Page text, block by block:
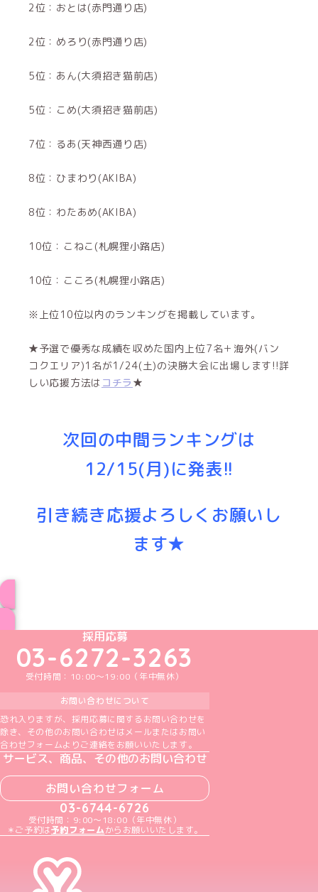
2位：おとは(赤門通り店)
2位：めろり(赤門通り店)
5位：あん(大須招き猫前店)
5位：こめ(大須招き猫前店)
7位：るあ(天神西通り店)
8位：ひまわり(AKIBA)
8位：わたあめ(AKIBA)
10位：こねこ(札幌狸小路店)
10位：こころ(札幌狸小路店)
※上位10位以内のランキングを掲載しています。
★予選で優秀な成績を収めた国内上位7名＋海外(バン
コクエリア)1名が1/24(土)の決勝大会に出場します!!詳
しい応援方法は コチラ ★
次回の中間ランキングは
12/15(月)に発表!!
引き続き応援よろしくお願いし
ます★
めいどりーみんTikTok公式アカウント
めいどりーみんX公式アカウント
めいどりーみんInstagram公式アカウント
めいどりーみんFacebook公式アカウン
めいどりーみんYouTube公式アカ
採用応募
03-6272-3263
受付時間：10:00～19:00（年中無休）
お問い合わせについて
恐れ入りますが、採用応募に関するお問い合わせを
除き、その他のお問い合わせはメールまたはお問い
合わせフォームよりご連絡をお願いいたします。
サービス、商品、その他のお問い合わせ
お問い合わせフォーム
03-6744-6726
受付時間：9:00～18:00（年中無休）
＊ご予約は予約フォームからお願いいたします。